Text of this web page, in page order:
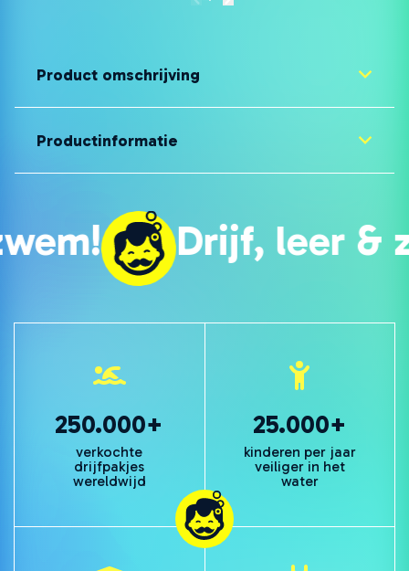
Product omschrijving
Productinformatie
leer & zwem!
250.000+
verkochte
drijfpakjes
wereldwijd
25.000+
kinderen per jaar
veiliger in het
water